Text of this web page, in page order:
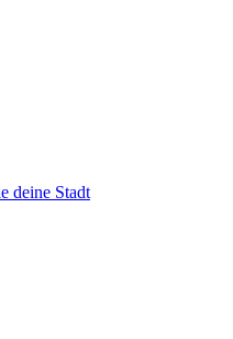
deine Stadt